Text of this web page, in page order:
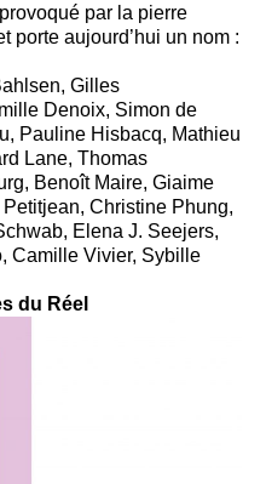
par la pierre
porte aujourd’hui un nom :
Gilles
Denoix, Simon de
Pauline Hisbacq, Mathieu
Lane, Thomas
Benoît Maire, Giaime
Christine Phung,
Elena J. Seejers,
Camille Vivier, Sybille
du Réel